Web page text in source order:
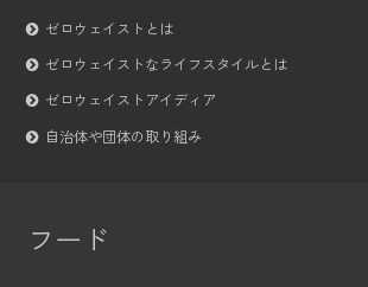
ゼロウェイストとは
ゼロウェイストなライフスタイルとは
ゼロウェイストアイディア
自治体や団体の取り組み
フード